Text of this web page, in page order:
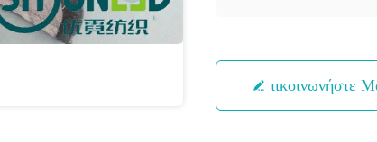
Επικοινωνήστε